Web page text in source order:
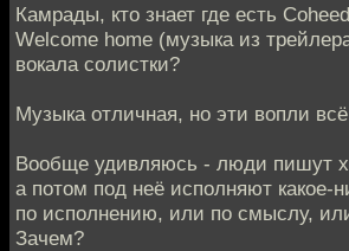
Камрады, кто знает где есть
Welcome home (музыка из
вокала солистки?
Музыка отличная, но эти вопли всё
Вообще удивляюсь - люди пишут
а потом под неё исполняют какое-
по исполнению, или по смыслу,
Зачем?